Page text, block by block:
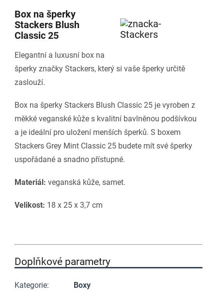
Box na šperky
Stackers Blush
Classic 25
Elegantní a luxusní box na
šperky značky Stackers, který si vaše šperky určitě
zaslouží.
Box na šperky Stackers Blush Classic 25 je vyroben z
měkké veganské kůže s kvalitní bavlněnou podšívkou
a je ideální pro uložení menších šperků. S boxem
Stackers Grey Mint Classic 25 budete mít své šperky
uspořádané a snadno přístupné.
Materiál: veganská kůže, samet.
Velikost: 18 x 25 x 3,7 cm
Doplňkové parametry
Kategorie:
Boxy